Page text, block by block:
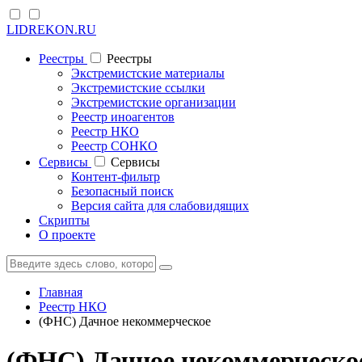
LIDREKON.RU
Реестры
Реестры
Экстремистские материалы
Экстремистские ссылки
Экстремистские организации
Реестр иноагентов
Реестр НКО
Реестр СОНКО
Cервисы
Cервисы
Контент-фильтр
Безопасный поиск
Версия сайта для слабовидящих
Скрипты
О проекте
Главная
Реестр НКО
(ФНС) Дачное некоммерческое